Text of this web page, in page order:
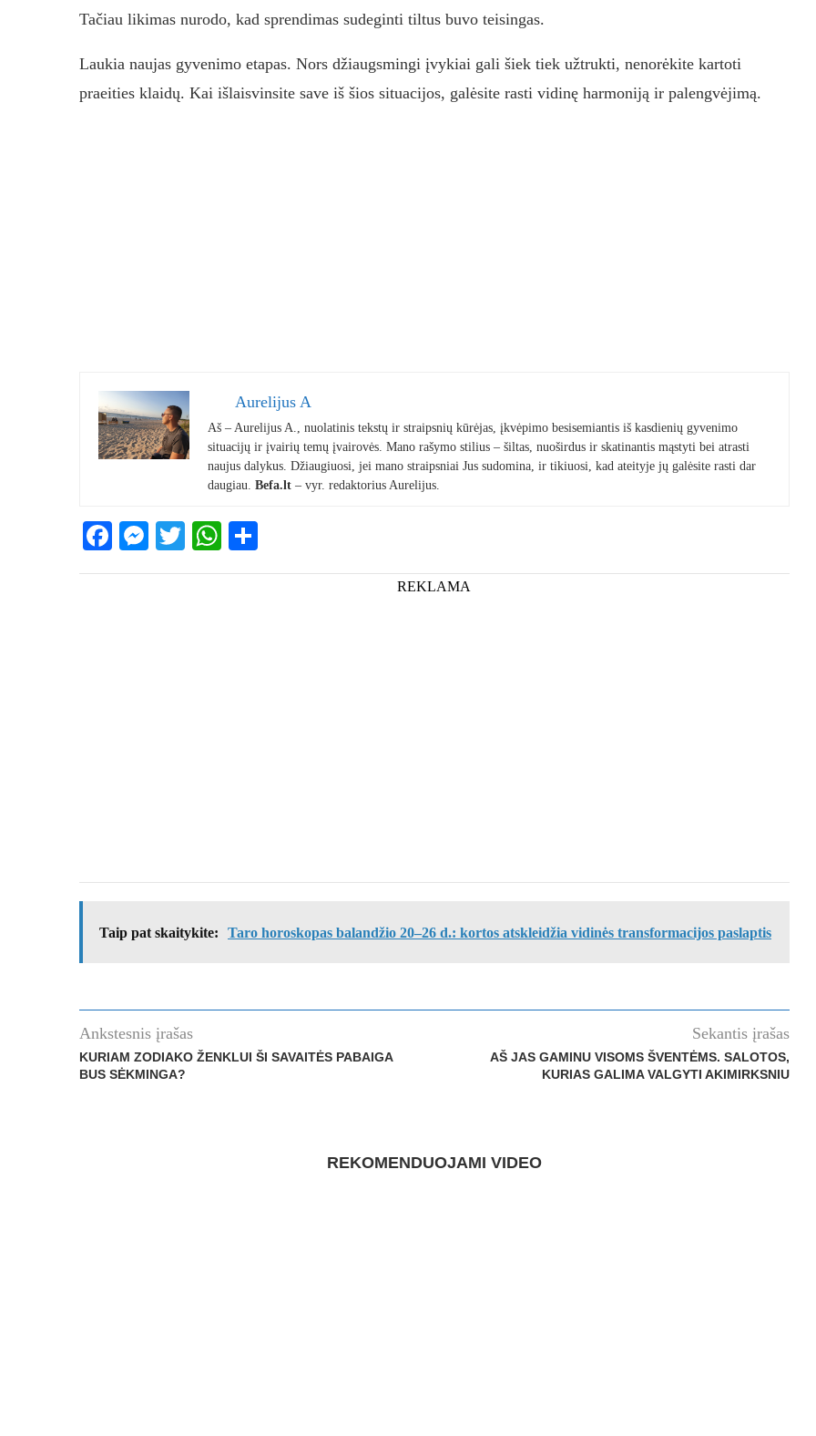
Tačiau likimas nurodo, kad sprendimas sudeginti tiltus buvo teisingas.
Laukia naujas gyvenimo etapas. Nors džiaugsmingi įvykiai gali šiek tiek užtrukti, nenorėkite kartoti
praeities klaidų. Kai išlaisvinsite save iš šios situacijos, galėsite rasti vidinę harmoniją ir palengvėjimą.
Aurelijus A
Aš – Aurelijus A., nuolatinis tekstų ir straipsnių kūrėjas, įkvėpimo besisemiantis iš kasdienių gyvenimo
situacijų ir įvairių temų įvairovės. Mano rašymo stilius – šiltas, nuoširdus ir skatinantis mąstyti bei atrasti
naujus dalykus. Džiaugiuosi, jei mano straipsniai Jus sudomina, ir tikiuosi, kad ateityje jų galėsite rasti dar
daugiau. Befa.lt – vyr. redaktorius Aurelijus.
Facebook
Messenger
TwitterWhatsApp
REKLAMA
Taip pat skaitykite: Taro horoskopas balandžio 20–26 d.: kortos atskleidžia vidinės transformacijos paslaptis
Ankstesnis įrašas
KURIAM ZODIAKO ŽENKLUI ŠI SAVAITĖS PABAIGA
BUS SĖKMINGA?
Sekantis įrašas
AŠ JAS GAMINU VISOMS ŠVENTĖMS. SALOTOS,
KURIAS GALIMA VALGYTI AKIMIRKSNIU
REKOMENDUOJAMI VIDEO